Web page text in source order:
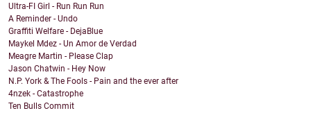
Ultra-FI Girl - Run Run Run
A Reminder - Undo
Graffiti Welfare - DejaBlue
Maykel Mdez - Un Amor de Verdad
Meagre Martin - Please Clap
Jason Chatwin - Hey Now
N.P. York & The Fools - Pain and the ever after
4nzek - Catastrophe
Ten Bulls Commit